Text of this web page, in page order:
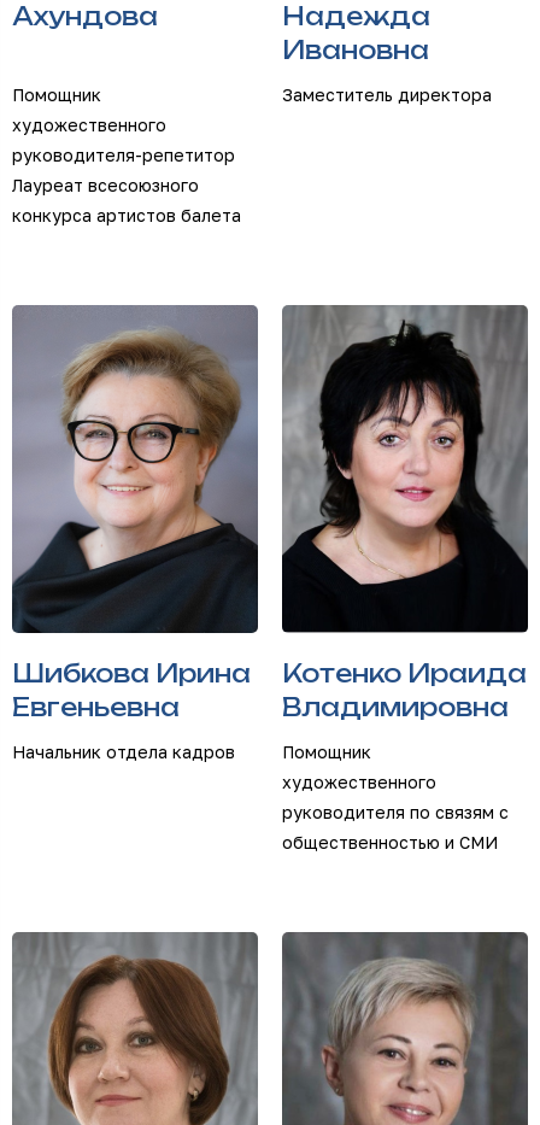
Ахундова
Помощник
художественного
руководителя-репетитор
Лауреат всесоюзного
конкурса артистов балета
Надежда
Ивановна
Заместитель директора
Шибкова Ирина
Евгеньевна
Начальник отдела кадров
Котенко Ираида
Владимировна
Помощник
художественного
руководителя по связям с
общественностью и СМИ